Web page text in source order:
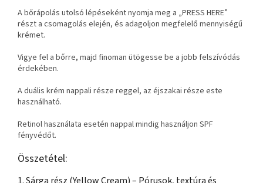
A bőrápolás utolsó lépéseként nyomja meg a „PRESS HERE”
részt a csomagolás elején, és adagoljon megfelelő mennyiségű
krémet.
Vigye fel a bőrre, majd finoman ütögesse be a jobb felszívódás
érdekében.
A duális krém nappali része reggel, az éjszakai része este
használható.
Retinol használata esetén nappal mindig használjon SPF
fényvédőt.
Összetétel: